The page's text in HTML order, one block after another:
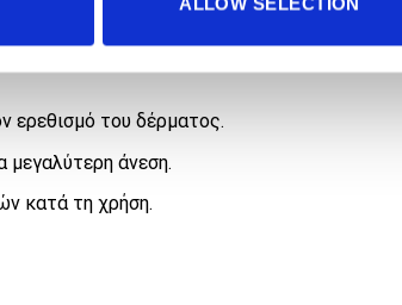
με τεχνολογία cool skin, που
ερεθισμό του δέρματος.
μεγαλύτερη άνεση.
κατά τη χρήση.